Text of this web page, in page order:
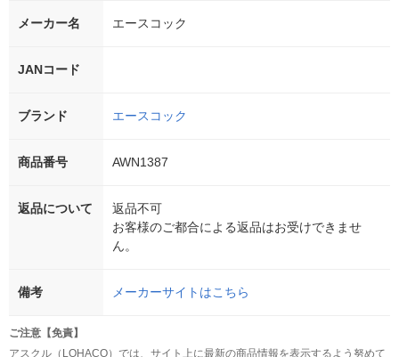
メーカー名 エースコック
JANコード
ブランド エースコック
商品番号 AWN1387
返品について
返品不可
お客様のご都合による返品はお受けできませ
ん。
備考 メーカーサイトはこちら
ご注意【免責】
アスクル（LOHACO）では、サイト上に最新の商品情報を表示するよう努めて